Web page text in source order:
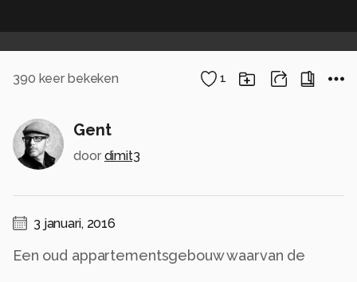
390 keer bekeken 1
Gent
door dimit3
3 januari, 2016
Een oud appartementsgebouw waarvan de